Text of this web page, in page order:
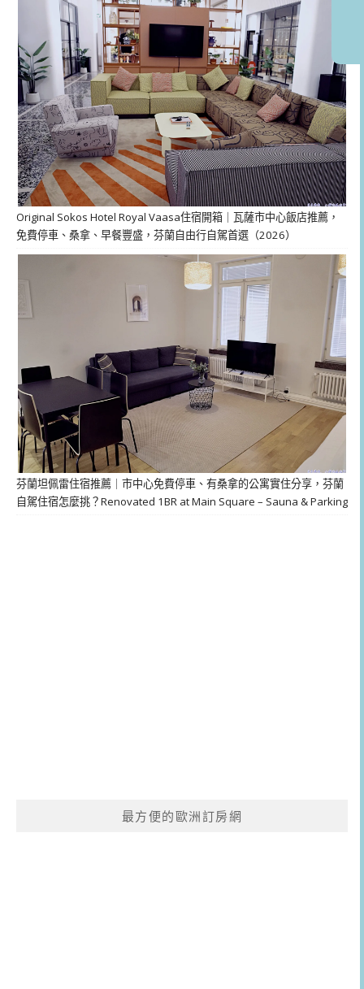
Original Sokos Hotel Royal Vaasa住宿開箱｜瓦薩市中心飯店推薦，
免費停車、桑拿、早餐豐盛，芬蘭自由行自駕首選（2026）
芬蘭坦佩雷住宿推薦｜市中心免費停車、有桑拿的公寓實住分享，芬蘭
自駕住宿怎麼挑？Renovated 1BR at Main Square – Sauna & Parking
最方便的歐洲訂房網